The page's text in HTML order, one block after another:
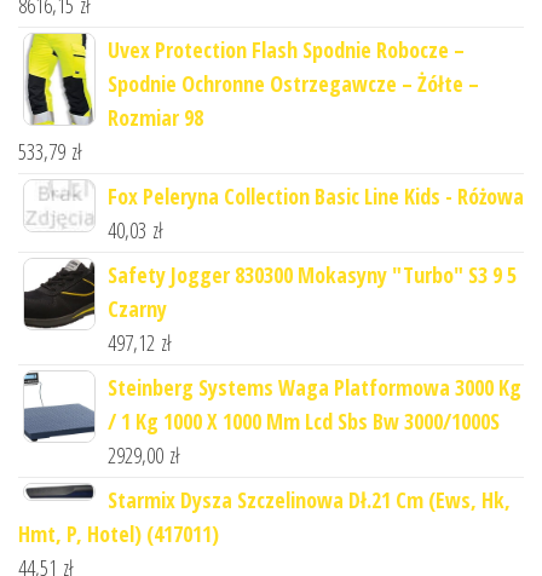
Uvex Protection Flash Spodnie Robocze –
Spodnie Ochronne Ostrzegawcze – Żółte –
Rozmiar 98
533,79 zł
Fox Peleryna Collection Basic Line Kids - Różowa
40,03 zł
Safety Jogger 830300 Mokasyny "Turbo" S3 9 5
Czarny
497,12 zł
Steinberg Systems Waga Platformowa 3000 Kg
/ 1 Kg 1000 X 1000 Mm Lcd Sbs Bw 3000/1000S
2929,00 zł
Starmix Dysza Szczelinowa Dł.21 Cm (Ews, Hk,
Hmt, P, Hotel) (417011)
44,51 zł